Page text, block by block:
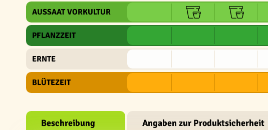
AUSSAAT VORKULTUR
PFLANZZEIT
ERNTE
BLÜTEZEIT
Beschreibung Angaben zur Produktsicherheit